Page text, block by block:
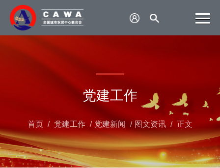
党建工作
首页 / 党建工作 / 党建新闻 / 图文资讯 / 正文